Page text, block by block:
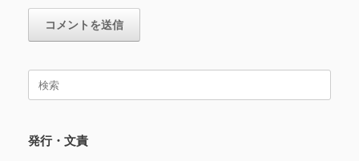
発行・文責